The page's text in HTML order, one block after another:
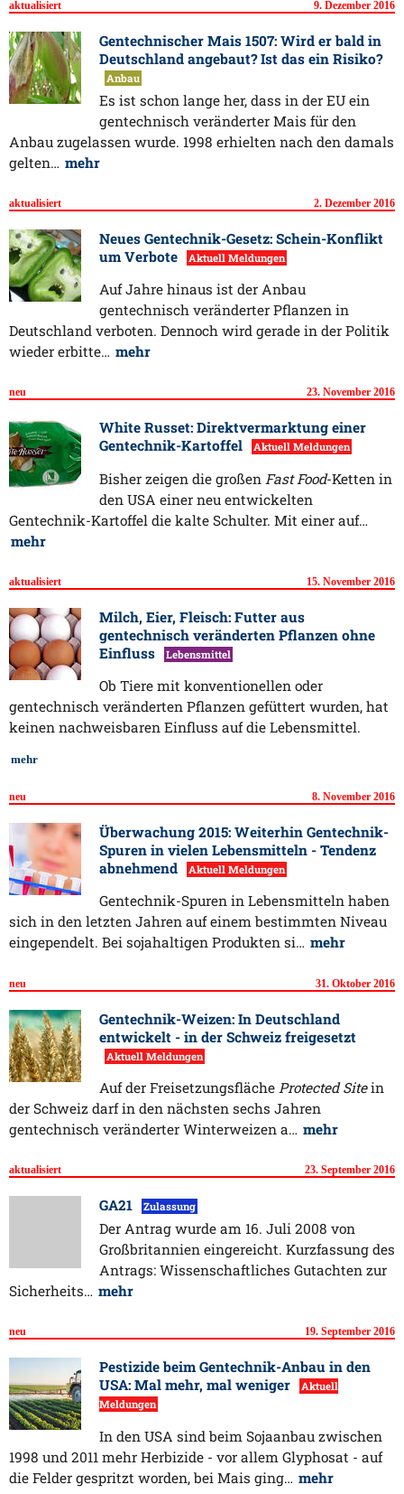
aktualisiert 9. Dezember 2016
Gentechnischer Mais 1507: Wird er bald in
Deutschland angebaut? Ist das ein Risiko?
Anbau
Es ist schon lange her, dass in der EU ein
gentechnisch veränderter Mais für den
Anbau zugelassen wurde. 1998 erhielten nach den damals
gelten… mehr
aktualisiert 2. Dezember 2016
Neues Gentechnik-Gesetz: Schein-Konflikt
um Verbote
Aktuell Meldungen
Auf Jahre hinaus ist der Anbau
gentechnisch veränderter Pflanzen in
Deutschland verboten. Dennoch wird gerade in der Politik
wieder erbitte… mehr
neu 23. November 2016
White Russet: Direktvermarktung einer
Gentechnik-Kartoffel
Aktuell Meldungen
Bisher zeigen die großen Fast Food-Ketten in
den USA einer neu entwickelten
Gentechnik-Kartoffel die kalte Schulter. Mit einer auf…
mehr
aktualisiert 15. November 2016
Milch, Eier, Fleisch: Futter aus
gentechnisch veränderten Pflanzen ohne
Einfluss
Lebensmittel
Ob Tiere mit konventionellen oder
gentechnisch veränderten Pflanzen gefüttert wurden, hat
keinen nachweisbaren Einfluss auf die Lebensmittel.
mehr
neu 8. November 2016
Überwachung 2015: Weiterhin Gentechnik-
Spuren in vielen Lebensmitteln - Tendenz
abnehmend
Aktuell Meldungen
Gentechnik-Spuren in Lebensmitteln haben
sich in den letzten Jahren auf einem bestimmten Niveau
eingependelt. Bei sojahaltigen Produkten si… mehr
neu 31. Oktober 2016
Gentechnik-Weizen: In Deutschland
entwickelt - in der Schweiz freigesetzt
Aktuell Meldungen
Auf der Freisetzungsfläche Protected Sitein
der Schweiz darf in den nächsten sechs Jahren
gentechnisch veränderter Winterweizen a… mehr
aktualisiert 23. September 2016
GA21 Zulassung
Der Antrag wurde am 16. Juli 2008 von
Großbritannien eingereicht. Kurzfassung des
Antrags: Wissenschaftliches Gutachten zur
Sicherheits… mehr
neu 19. September 2016
Pestizide beim Gentechnik-Anbau in den
USA: Mal mehr, mal weniger
Aktuell
Meldungen
In den USA sind beim Sojaanbau zwischen
1998 und 2011 mehr Herbizide - vor allem Glyphosat - auf
die Felder gespritzt worden, bei Mais ging… mehr